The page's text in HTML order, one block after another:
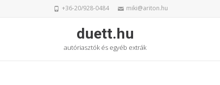
+36-20/928-0484 miki@ariton.hu
duett.hu
autóriasztók és egyéb extrák